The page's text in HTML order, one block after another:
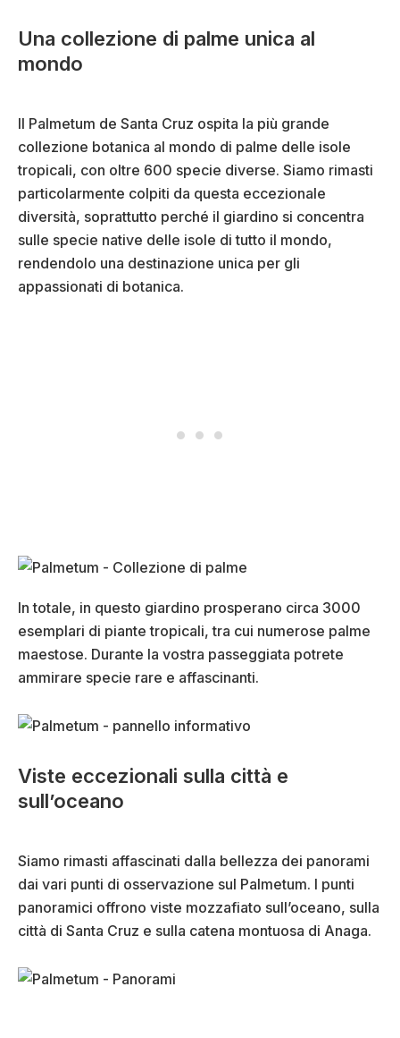
Una collezione di palme unica al
mondo
Il Palmetum de Santa Cruz ospita la più grande
collezione botanica al mondo di palme delle isole
tropicali, con oltre 600 specie diverse. Siamo rimasti
particolarmente colpiti da questa eccezionale
diversità, soprattutto perché il giardino si concentra
sulle specie native delle isole di tutto il mondo,
rendendolo una destinazione unica per gli
appassionati di botanica.
In totale, in questo giardino prosperano circa 3000
esemplari di piante tropicali, tra cui numerose palme
maestose. Durante la vostra passeggiata potrete
ammirare specie rare e affascinanti.
Viste eccezionali sulla città e
sull’oceano
Siamo rimasti affascinati dalla bellezza dei panorami
dai vari punti di osservazione sul Palmetum. I punti
panoramici offrono viste mozzafiato sull’oceano, sulla
città di Santa Cruz e sulla catena montuosa di Anaga.